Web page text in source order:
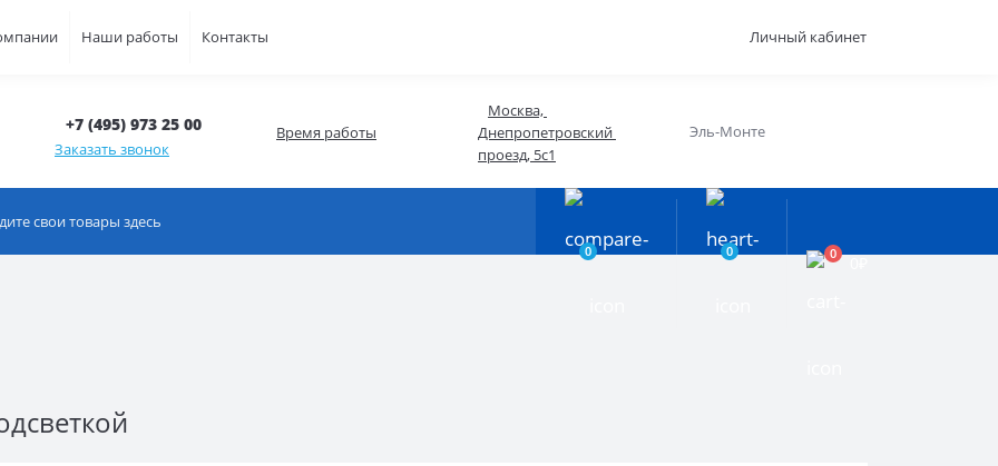
Наши работы Контакты Личный кабинет
+7 (495) 973 25 00
Заказать звонок
Время работы
Москва,
Днепропетровский
проезд, 5с1
Эль-Монте
0 0 0